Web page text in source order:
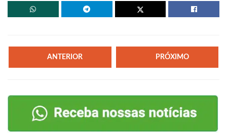
ANTERIOR PRÓXIMO